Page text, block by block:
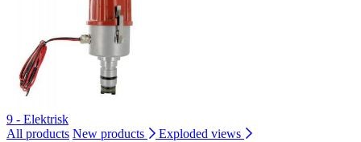
9 - Elektrisk
All products New products
Exploded views